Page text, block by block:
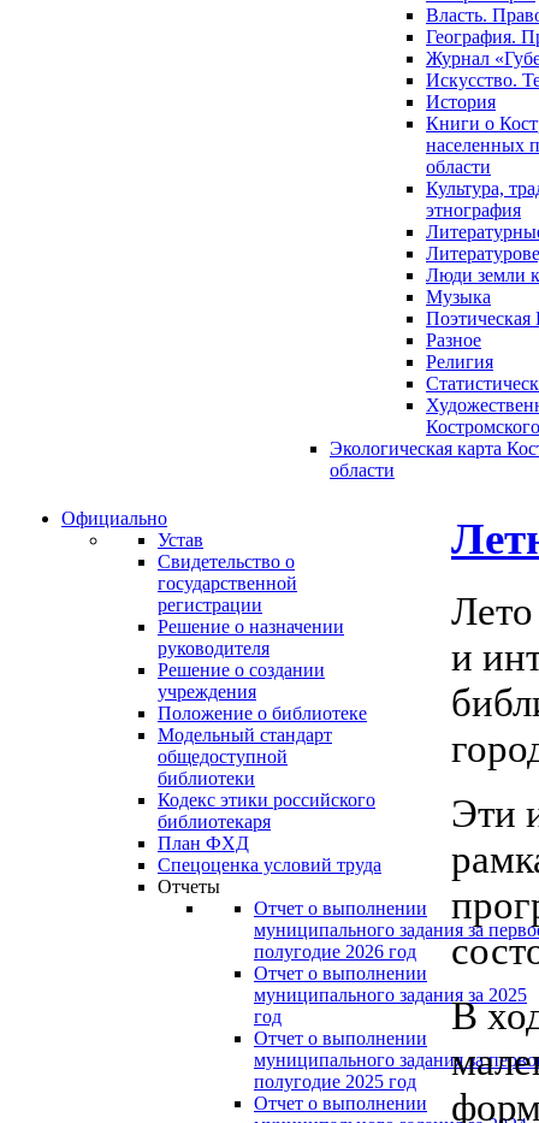
Власть.
География.
Журнал
Искусство.
История
Книги о
населенных
области
Культура,
этнография
Люди земли
Музыка
Поэтическая
Разное
Религия
Экологическая карта
области
Официально
Устав
Свидетельство о
государственной
регистрации
Решение о назначении
руководителя
Решение о создании
учреждения
Положение о библиотеке
Модельный стандарт
общедоступной
библиотеки
Кодекс этики российского
библиотекаря
План ФХД
Спецоценка условий труда
Отчеты
Отчет о выполнении
муниципального задания за
полугодие 2026 год
Отчет о выполнении
муниципального задания за 2025
год
Отчет о выполнении
муниципального задания за
полугодие 2025 год
Отчет о выполнении
и
Эти
В